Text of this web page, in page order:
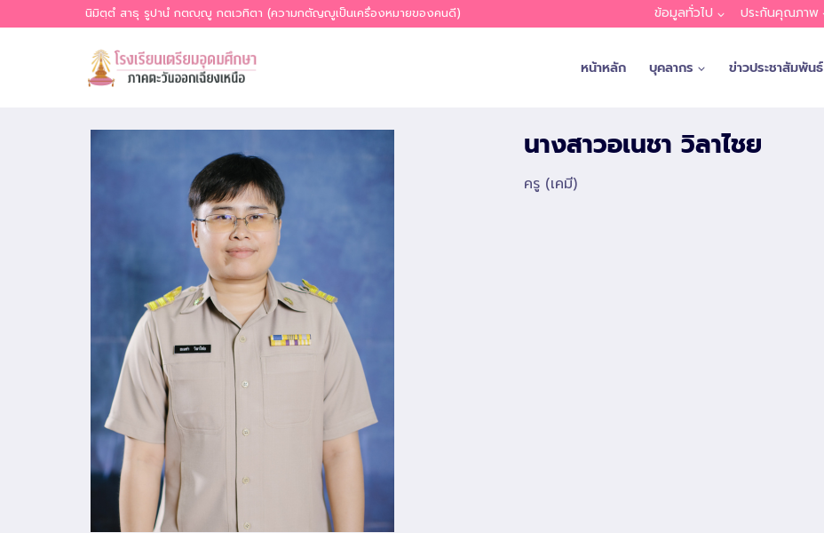
นิมิตฺตํ สาธุ รูปานํ กตญฺญู กตเวทิตา (ความกตัญญูเป็นเครื่องหมายของคนดี) ข้อมูลทั่วไป ประกันคุณภาพ
หน้าหลัก บุคลากร ข่าวประชาสัมพันธ์
นางสาวอเนชา วิลาไชย
ครู (เคมี)